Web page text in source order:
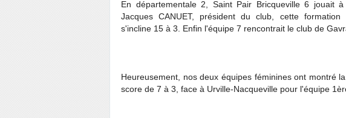
En départementale 2, Saint Pair Bricqueville 6 jouait
Jacques CANUET, président du club, cette formation
s'incline 15 à 3. Enfin l'équipe 7 rencontrait le club de
Heureusement, nos deux équipes féminines ont montré
score de 7 à 3, face à Urville-Nacqueville pour l'équipe